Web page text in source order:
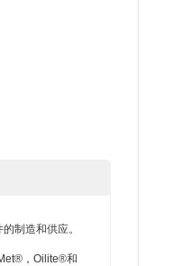
制造和供应。
，Oilite®和